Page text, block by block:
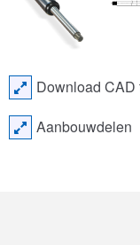
Download CAD
Aanbouwdelen